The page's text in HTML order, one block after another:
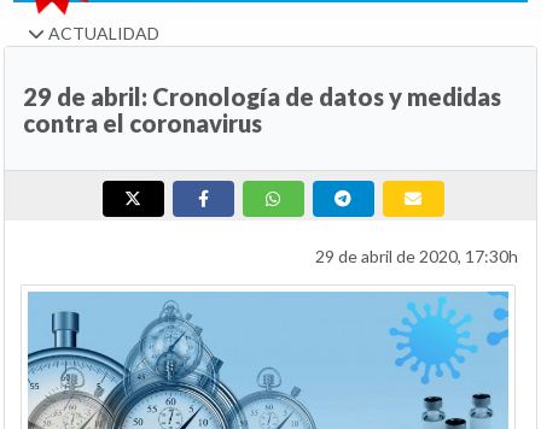
ACTUALIDAD
29 de abril: Cronología de datos y medidas
contra el coronavirus
29 de abril de 2020, 17:30h